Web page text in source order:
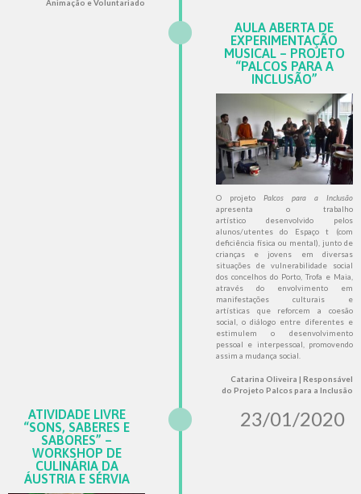
Animação e Voluntariado
AULA ABERTA DE
EXPERIMENTAÇÃO
MUSICAL – PROJETO
“PALCOS PARA A
INCLUSÃO”
O projeto Palcos para a Inclusão
apresenta o trabalho
artístico desenvolvido pelos
alunos/utentes do Espaço t (com
deficiência física ou mental), junto de
crianças e jovens em diversas
situações de vulnerabilidade social
dos concelhos do Porto, Trofa e Maia,
através do envolvimento em
manifestações culturais e
artísticas que reforcem a coesão
social, o diálogo entre diferentes e
estimulem o desenvolvimento
pessoal e interpessoal, promovendo
assim a mudança social.
Catarina Oliveira | Responsável
do Projeto Palcos para a Inclusão
ATIVIDADE LIVRE
“SONS, SABERES E
SABORES” –
WORKSHOP DE
CULINÁRIA DA
ÁUSTRIA E SÉRVIA
23/01/2020